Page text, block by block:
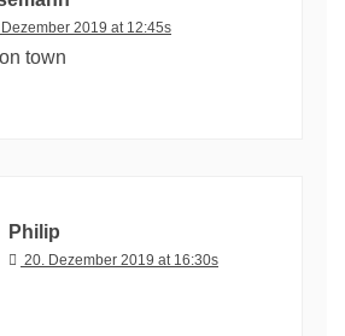
2019 at 12:45s
town
Philip
20. Dezember 2019 at 16:30s